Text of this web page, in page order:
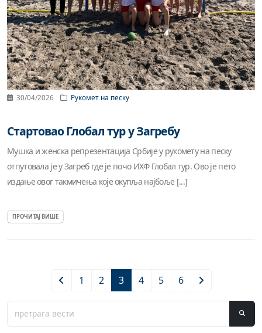
30/04/2026 Рукомет на песку
Стартовао Глобал тур у Загребу
Мушка и женска репрезентација Србије у рукомету на песку
отпутовала је у Загреб где је почо ИХФ Глобал тур. Ово је пето
издање овог такмичења које окупља најбоље [...]
ПРОЧИТАЈ ВИШЕ
1 2 3 4 5 6